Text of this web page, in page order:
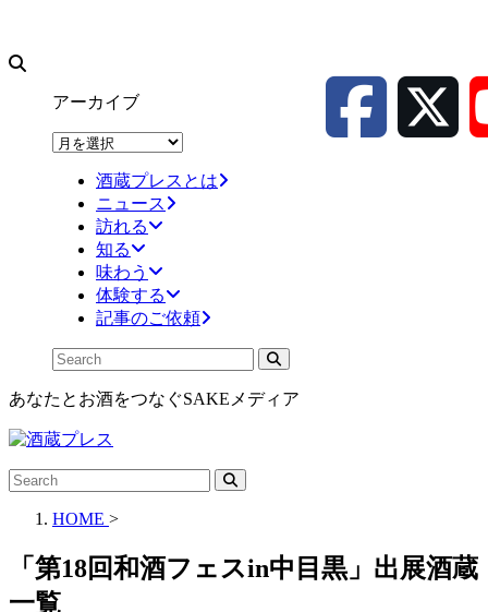
アーカイブ
ア
酒蔵プレスとは
ニュース
訪れる
知る
味わう
体験する
記事のご依頼
あなたとお酒をつなぐSAKEメディア
HOME >
「第18回和酒フェスin中目黒」出展酒蔵
一覧